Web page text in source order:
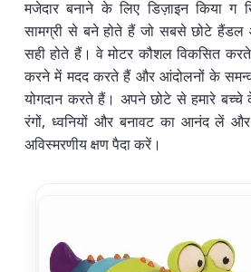
मजेदार बनाने के लिए डिज़ाइन किया ग
सामग्री से बने होते हैं जो सबसे छोटे
सही होते हैं। वे मोटर कौशल विकसित
करने में मदद करते हैं और आंदोलनों के
योगदान करते हैं। अपने छोटे से हमारे
रंगों, ध्वनियों और बनावट का आनंद लें
अविस्मरणीय क्षण पैदा करें।